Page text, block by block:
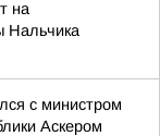
на
Нальчика
с министром
Аскером